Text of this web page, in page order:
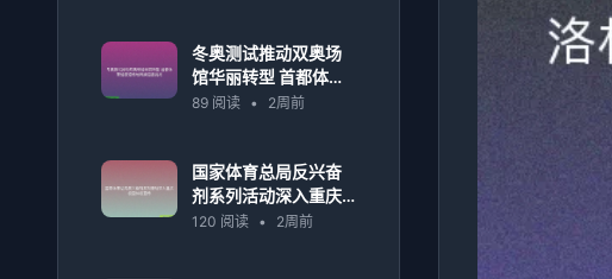
冬奥测试推动双奥场
馆华丽转型 首都体育
馆极速场地转换迎接
89 阅读 • 2周前
国家体育总局反兴奋
剂系列活动深入重庆
校园体校宣传
120 阅读 • 2周前